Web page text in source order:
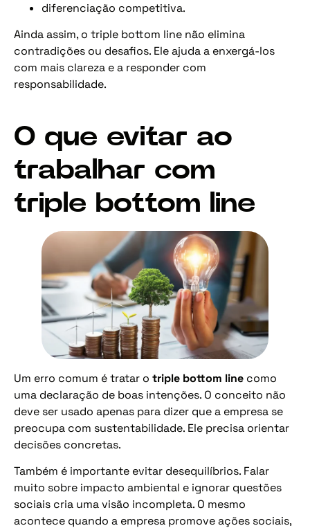
diferenciação competitiva.
Ainda assim, o triple bottom line não elimina
contradições ou desafios. Ele ajuda a enxergá-los
com mais clareza e a responder com
responsabilidade.
O que evitar ao
trabalhar com
triple bottom line
Um erro comum é tratar o triple bottom line como
uma declaração de boas intenções. O conceito não
deve ser usado apenas para dizer que a empresa se
preocupa com sustentabilidade. Ele precisa orientar
decisões concretas.
Também é importante evitar desequilíbrios. Falar
muito sobre impacto ambiental e ignorar questões
sociais cria uma visão incompleta. O mesmo
acontece quando a empresa promove ações sociais,